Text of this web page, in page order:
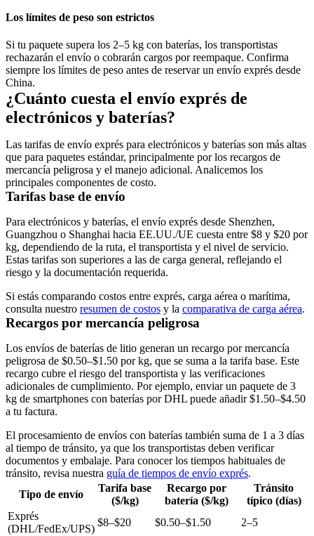
Los límites de peso son estrictos
Si tu paquete supera los 2–5 kg con baterías, los transportistas
rechazarán el envío o cobrarán cargos por reempaque. Confirma
siempre los límites de peso antes de reservar un envío exprés desde
China.
¿Cuánto cuesta el envío exprés de
electrónicos y baterías?
Las tarifas de envío exprés para electrónicos y baterías son más altas
que para paquetes estándar, principalmente por los recargos de
mercancía peligrosa y el manejo adicional. Analicemos los
principales componentes de costo.
Tarifas base de envío
Para electrónicos y baterías, el envío exprés desde Shenzhen,
Guangzhou o Shanghai hacia EE.UU./UE cuesta entre $8 y $20 por
kg, dependiendo de la ruta, el transportista y el nivel de servicio.
Estas tarifas son superiores a las de carga general, reflejando el
riesgo y la documentación requerida.
Si estás comparando costos entre exprés, carga aérea o marítima,
consulta nuestro resumen de costos y la comparativa de carga aérea.
Recargos por mercancía peligrosa
Los envíos de baterías de litio generan un recargo por mercancía
peligrosa de $0.50–$1.50 por kg, que se suma a la tarifa base. Este
recargo cubre el riesgo del transportista y las verificaciones
adicionales de cumplimiento. Por ejemplo, enviar un paquete de 3
kg de smartphones con baterías por DHL puede añadir $1.50–$4.50
a tu factura.
El procesamiento de envíos con baterías también suma de 1 a 3 días
al tiempo de tránsito, ya que los transportistas deben verificar
documentos y embalaje. Para conocer los tiempos habituales de
tránsito, revisa nuestra guía de tiempos de envío exprés.
Tipo de envío
Tarifa base
($/kg)
Recargo por
batería ($/kg)
Tránsito
típico (días)
Exprés
(DHL/FedEx/UPS)
$8–$20 $0.50–$1.50
2–5